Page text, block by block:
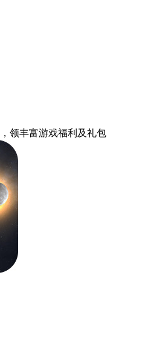
，领丰富游戏福利 及礼包